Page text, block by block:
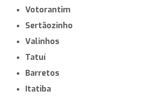
Votorantim
Sertãozinho
Valinhos
Tatuí
Barretos
Itatiba